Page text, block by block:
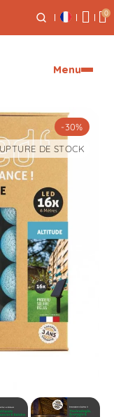
0
Menu
-30%
DE STOCK